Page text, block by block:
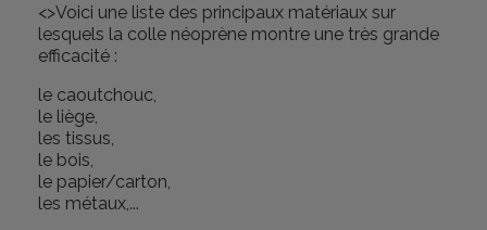
<>Voici une liste des principaux matériaux sur
lesquels la colle néoprène montre une très grande
efficacité :
le caoutchouc,
le liège,
les tissus,
le bois,
le papier/carton,
les métaux,...